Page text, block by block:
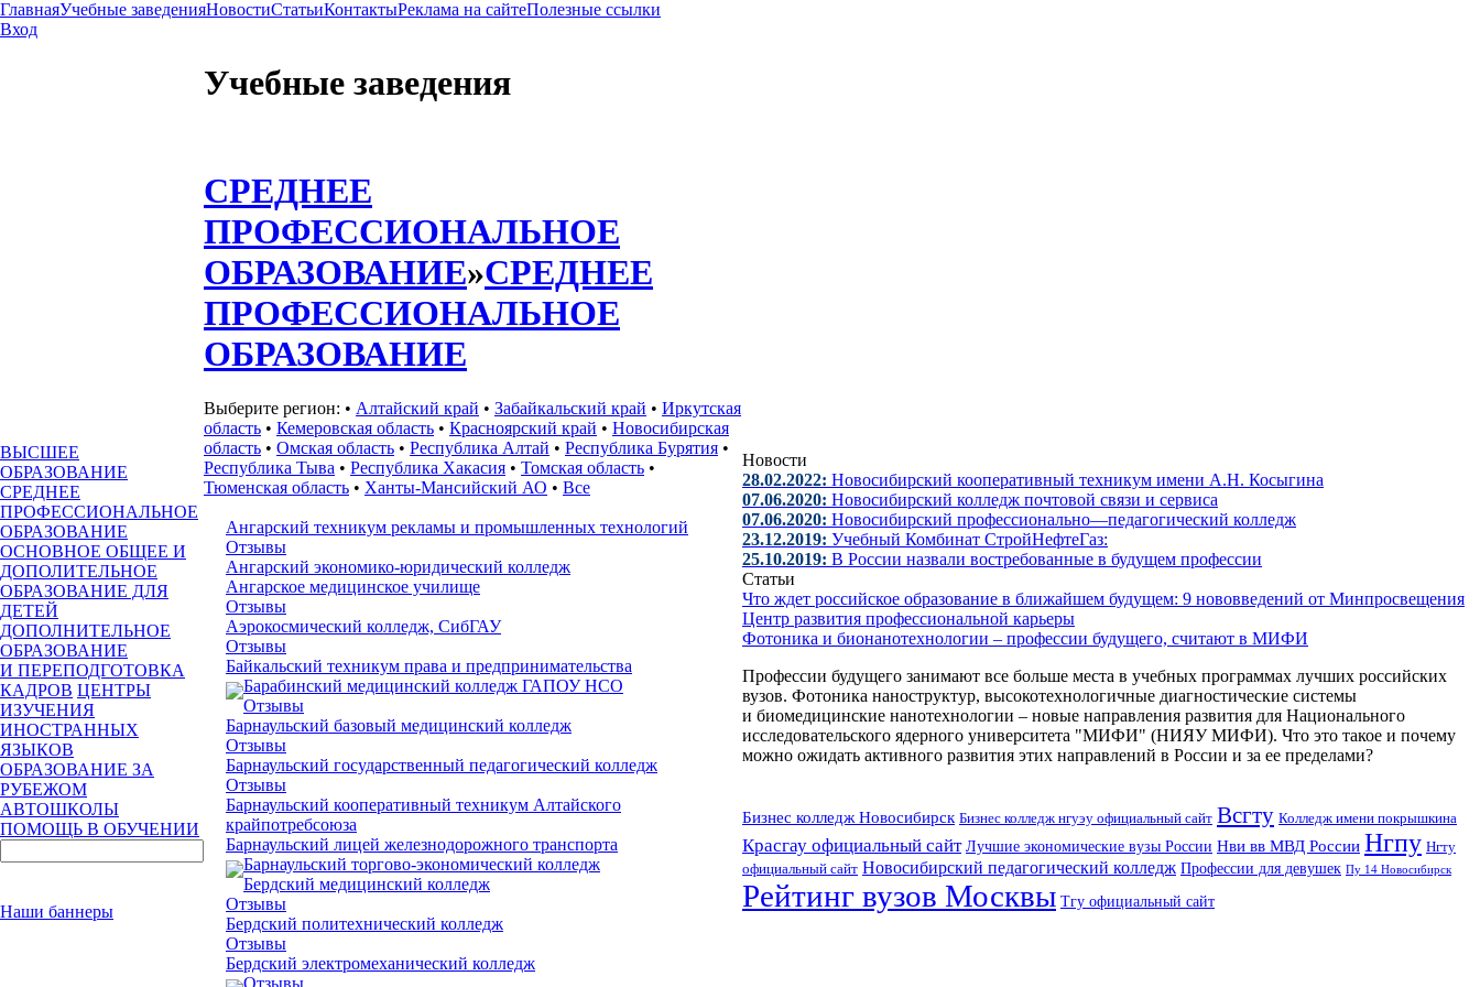
ГлавнаяУчебные заведенияНовостиСтатьиКонтактыРеклама на сайтеПолезные ссылки
Вход
ВЫСШЕЕ
ОБРАЗОВАНИЕ
СРЕДНЕЕ
ПРОФЕССИОНАЛЬНОЕ
ОБРАЗОВАНИЕ
ОСНОВНОЕ ОБЩЕЕ И
ДОПОЛИТЕЛЬНОЕ
ОБРАЗОВАНИЕ ДЛЯ
ДЕТЕЙ
ДОПОЛНИТЕЛЬНОЕ
ОБРАЗОВАНИЕ
И ПЕРЕПОДГОТОВКА
КАДРОВ ЦЕНТРЫ
ИЗУЧЕНИЯ
ИНОСТРАННЫХ
ЯЗЫКОВ
ОБРАЗОВАНИЕ ЗА
РУБЕЖОМ
АВТОШКОЛЫ
ПОМОЩЬ В ОБУЧЕНИИ
Наши баннеры
Учебные заведения
СРЕДНЕЕ
ПРОФЕССИОНАЛЬНОЕ
ОБРАЗОВАНИЕ»СРЕДНЕЕ
ПРОФЕССИОНАЛЬНОЕ
ОБРАЗОВАНИЕ
Выберите регион: • Алтайский край • Забайкальский край • Иркутская
область • Кемеровская область • Красноярский край • Новосибирская
область • Омская область • Республика Алтай • Республика Бурятия •
Республика Тыва • Республика Хакасия • Томская область •
Тюменская область • Ханты-Мансийский АО • Все
Ангарский техникум рекламы и промышленных технологий
Отзывы
Ангарский экономико-юридический колледж
Ангарское медицинское училище
Отзывы
Аэрокосмический колледж, СибГАУ
Отзывы
Байкальский техникум права и предпринимательства
Барабинский медицинский колледж ГАПОУ НСО
Отзывы
Барнаульский базовый медицинский колледж
Отзывы
Барнаульский государственный педагогический колледж
Отзывы
Барнаульский кооперативный техникум Алтайского
крайпотребсоюза
Барнаульский лицей железнодорожного транспорта
Барнаульский торгово-экономический колледж
Бердский медицинский колледж
Отзывы
Бердский политехнический колледж
Отзывы
Бердский электромеханический колледж
Отзывы
Новости
28.02.2022: Новосибирский кооперативный техникум имени А.Н. Косыгина
07.06.2020: Новосибирский колледж почтовой связи и сервиса
07.06.2020: Новосибирский профессионально—педагогический колледж
23.12.2019: Учебный Комбинат СтройНефтеГаз:
25.10.2019: В России назвали востребованные в будущем профессии
Статьи
Что ждет российское образование в ближайшем будущем: 9 нововведений от Минпросвещения
Центр развития профессиональной карьеры
Фотоника и бионанотехнологии – профессии будущего, считают в МИФИ
Профессии будущего занимают все больше места в учебных программах лучших российских
вузов. Фотоника наноструктур, высокотехнологичные диагностические системы
и биомедицинские нанотехнологии – новые направления развития для Национального
исследовательского ядерного университета "МИФИ" (НИЯУ МИФИ). Что это такое и почему
можно ожидать активного развития этих направлений в России и за ее пределами?
Бизнес колледж Новосибирск Бизнес колледж нгуэу официальный сайт Всгту Колледж имени покрышкина
Красгау официальный сайт Лучшие экономические вузы России Нви вв МВД России Нгпу Нгту
официальный сайт Новосибирский педагогический колледж Профессии для девушек Пу 14 Новосибирск
Рейтинг вузов Москвы Тгу официальный сайт